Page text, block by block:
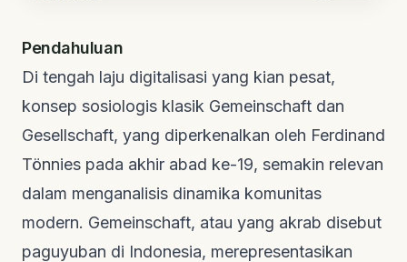
Pendahuluan
Di tengah laju digitalisasi yang kian pesat,
konsep sosiologis klasik Gemeinschaft dan
Gesellschaft, yang diperkenalkan oleh Ferdinand
Tönnies pada akhir abad ke-19, semakin relevan
dalam menganalisis dinamika komunitas
modern. Gemeinschaft, atau yang akrab disebut
paguyuban di Indonesia, merepresentasikan